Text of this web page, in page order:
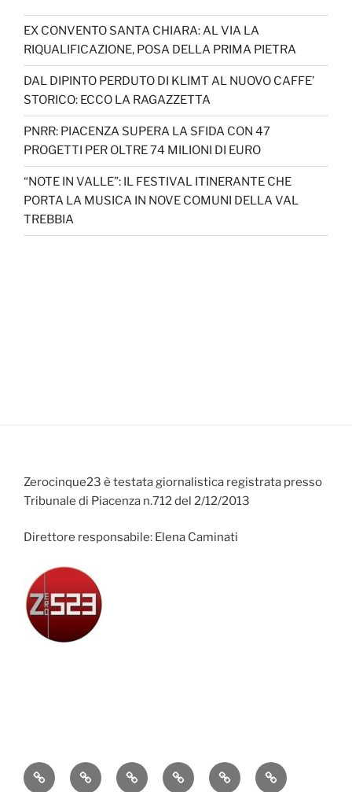
EX CONVENTO SANTA CHIARA: AL VIA LA
RIQUALIFICAZIONE, POSA DELLA PRIMA PIETRA
DAL DIPINTO PERDUTO DI KLIMT AL NUOVO CAFFE’
STORICO: ECCO LA RAGAZZETTA
PNRR: PIACENZA SUPERA LA SFIDA CON 47
PROGETTI PER OLTRE 74 MILIONI DI EURO
“NOTE IN VALLE”: IL FESTIVAL ITINERANTE CHE
PORTA LA MUSICA IN NOVE COMUNI DELLA VAL
TREBBIA
Zerocinque23 è testata giornalistica registrata presso
Tribunale di Piacenza n.712 del 2/12/2013
Direttore responsabile: Elena Caminati
AttualitàCronacaPolitica EconomiaCultura Sport